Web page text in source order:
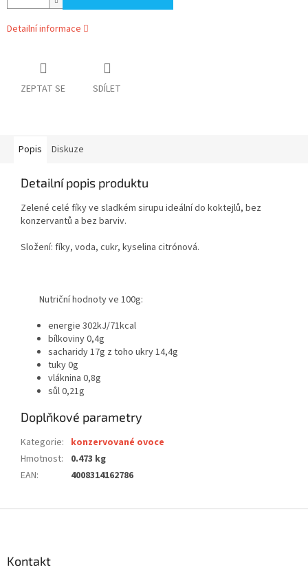
Detailní informace
ZEPTAT SE SDÍLET
Popis Diskuze
Detailní popis produktu
Zelené celé fíky ve sladkém sirupu ideální do koktejlů, bez
konzervantů a bez barviv.
Složení: fíky, voda, cukr, kyselina citrónová.
Nutriční hodnoty ve 100g:
energie 302kJ/71kcal
bílkoviny 0,4g
sacharidy 17g z toho ukry 14,4g
tuky 0g
vláknina 0,8g
sůl 0,21g
Doplňkové parametry
Kategorie: konzervované ovoce
Hmotnost:
0.473 kg
EAN: 4008314162786
Kontakt